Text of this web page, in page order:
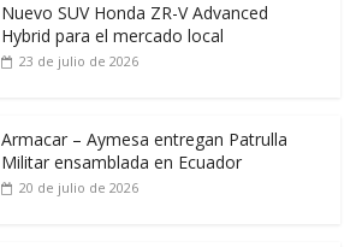
Nuevo SUV Honda ZR-V Advanced
Hybrid para el mercado local
23 de julio de 2026
Armacar – Aymesa entregan Patrulla
Militar ensamblada en Ecuador
20 de julio de 2026